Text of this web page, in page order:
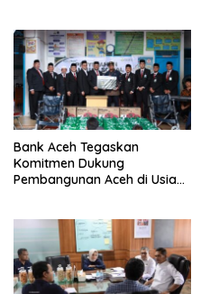
Bank Aceh Tegaskan
Komitmen Dukung
Pembangunan Aceh di Usia